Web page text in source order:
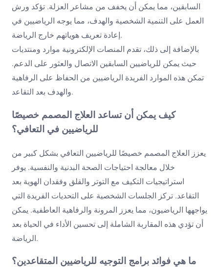
السابقين، مما يمكن أن يخفف من مشاعر العزلة. تؤكد ورش
العمل على التنمية الشخصية والهدف، مما يوجه الرياضيين في
إعادة تعريف هوياتهم خارج الرياضة.
بالإضافة إلى ذلك، تقدم المنصات الإلكترونية موارد ومنتديات
حيث يمكن للرياضيين السابقين الاتصال والعثور على الدعم.
تمكن هذه الموارد الفريدة الرياضيين من الحفاظ على الرفاهية
والهدف بعد التقاعد.
كيف يمكن أن تساعد العلاج المصمم خصيصًا
للرياضيين في التعافي؟
يعزز العلاج المصمم خصيصًا للرياضيين التعافي بشكل كبير من
خلال معالجة احتياجات الصحة البدنية والنفسية. يوفر
استراتيجيات التكيف مع التوتر والقلق وفقدان الهوية بعد
التقاعد. تركز الجلسات الشخصية على التحديات الفريدة التي
يواجهها الرياضيون، مما يعزز المرونة والرفاهية العاطفية. يمكن
أن تؤدي هذه المقاربة الشاملة إلى تحسين الأداء في الحياة بعد
الرياضة.
ما هي فوائد برامج التوجيه للرياضيين المتقاعدين؟